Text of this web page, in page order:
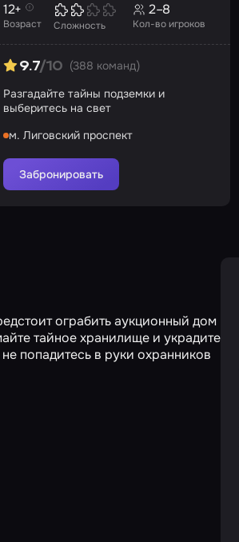
Возраст
12+
Сложность Кол-во игроков
2–8
9.7/10 (388 команд)
Разгадайте тайны подземки и
выберитесь на свет
м. Лиговский проспект
Забронировать
ограбить аукционный дом
тайное хранилище и украдите
попадитесь в руки охранников